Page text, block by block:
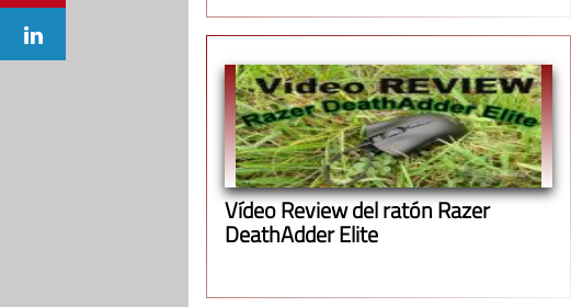
Vídeo Review del ratón Razer
DeathAdder Elite